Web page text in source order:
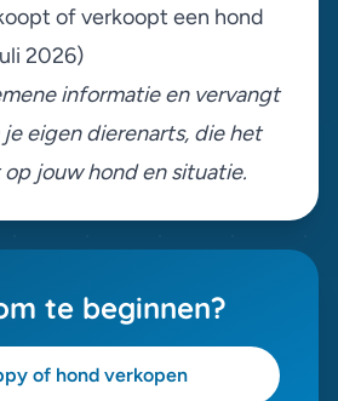
of verkoopt een hond
2026)
informatie en vervangt
eigen dierenarts, die het
jouw hond en situatie.
te beginnen?
of hond verkopen